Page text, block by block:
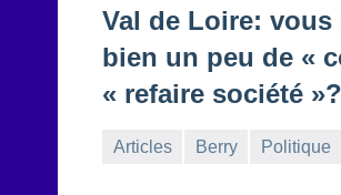
Val de Loire: vous
bien un peu de «
« refaire société »?
Articles Berry Politique